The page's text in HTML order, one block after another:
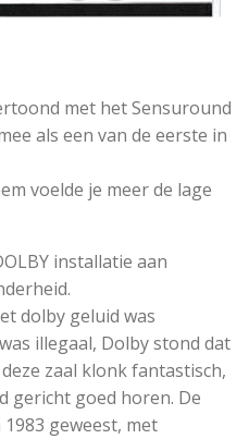
met het Sensuround
als een van de eerste in
voelde je meer de lage
installatie aan
dolby geluid was
illegaal, Dolby stond dat
zaal klonk fantastisch,
gericht goed horen. De
geweest, met